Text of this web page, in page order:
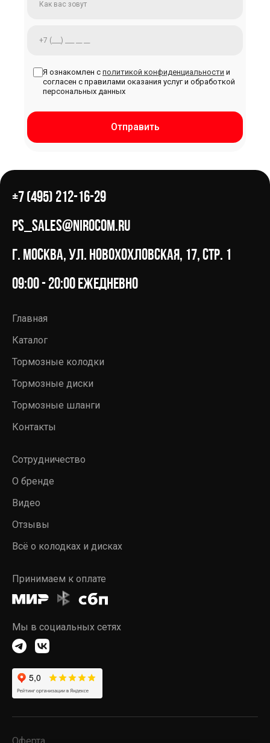
Отправить
Я ознакомлен с политикой конфиденциальности и
согласен с правилами оказания услуг и обработкой
персональных данных
+7 (495) 212-16-29
ps_sales@nirocom.ru
г. Москва, ул. Новохохловская, 17, стр. 1
09:00 - 20:00 ежедневно
Главная
Каталог
Тормозные колодки
Тормозные диски
Тормозные шланги
Контакты
Сотрудничество
О бренде
Видео
Отзывы
Всё о колодках и дисках
Принимаем к оплате
Мы в социальных сетях